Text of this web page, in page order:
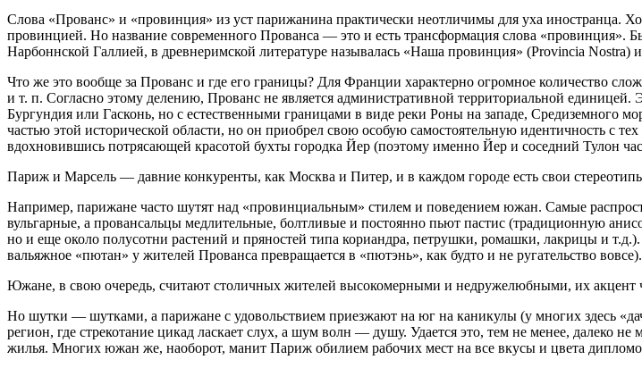
Слова «Прованс» и «провинция» из уст парижанина практически неотличимы для уха иностранца.
провинцией. Но название современного Прованса — это и есть трансформация слова «провинция».
Нарбоннской Галлией, в древнеримской литературе называлась «Наша провинция» (Provincia Nostra)
Что же это вообще за Прованс и где его границы? Для Франции характерно огромное количество
и т. п. Согласно этому делению, Прованс не является административной территориальной единицей.
Бургундия или Гасконь, но с естественными границами в виде реки Роны на западе, Средиземного
частью этой исторической области, но он приобрел свою особую самостоятельную идентичность с
вдохновившись потрясающей красотой бухты городка Йер (поэтому именно Йер и соседний Тулон
Париж и Марсель — давние конкуренты, как Москва и Питер, и в каждом городе есть свои
Например, парижане часто шутят над «провинциальным» стилем и поведением южан. Самые
вульгарные, а провансальцы медлительные, болтливые и постоянно пьют пастис (традиционную
но и еще около полусотни растений и пряностей типа кориандра, петрушки, ромашки, лакрицы и
вальяжное «пютан» у жителей Прованса превращается в «пютэнь», как будто и не ругательство вовсе).
Южане, в свою очередь, считают столичных жителей высокомерными и недружелюбными, их
Но шутки — шутками, а парижане с удовольствием приезжают на юг на каникулы (у многих здесь
регион, где стрекотание цикад ласкает слух, а шум волн — душу. Удается это, тем не менее, далеко
жилья. Многих южан же, наоборот, манит Париж обилием рабочих мест на все вкусы и цвета